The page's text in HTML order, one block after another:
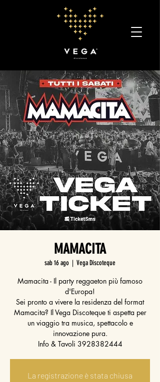
MAMACITA
sab 16 ago
  |
Vega Discoteque
Mamacita - Il party reggaeton più famoso
d'Europa!
Sei pronto a vivere la residenza del format
Mamacita? Il Vega Discoteque ti aspetta per
un viaggio tra musica, spettacolo e
innovazione pura.
Info & Tavoli 3928382444
La registrazione è stata chiusa